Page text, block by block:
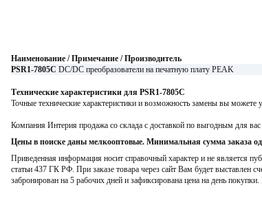
Наименование / Примечание / Производитель
PSR1-7805C DC/DC преобразователи на печатную плату PEAK
Технические характеристики для PSR1-7805C
Точные технические характеристики и возможность замены вы можете
Компания Интерия продажа со склада с доставкой по выгодным для
Цены в поиске даны мелкооптовые. Минимальная сумма заказа
Приведенная информация носит справочный характер и не является
статьи 437 ГК РФ. При заказе товара через сайт Вам будет выставлен
забронирован на 5 рабочих дней и зафиксирована цена на день покупки.